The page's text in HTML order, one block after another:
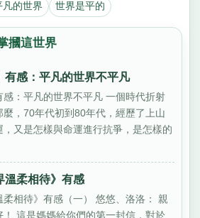
凡的世界 世界是平的
摑這世界
有感：平凡的世界不平凡
：平凡的世界不平凡 一個時代折射
麼，70年代初到80年代，經歷了上山
又是怎樣與命運進行抗爭，是怎樣的
溫柔相待》有感
相待》有感（一） 悠悠、洛洛： 親
這是媽媽給你們的第一封信，對於